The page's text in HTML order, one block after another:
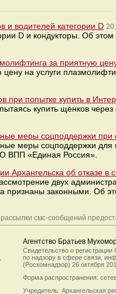
и водителей категории D
D и кондукторы. Об
за приятную
на услуги
при попытке купить в
купить щенков
меры соцподдержки
меры соцподдержки
ВПП «Единая Россия».
Архангельска об отказе в
двух
признаны законными. Об
смс-сообщений
Агентство Братьев
Свидетельство о
по надзору в сфере связи,
(Роскомнадзор) 26 октября
Форма распространения:
Учредитель: Архангельская